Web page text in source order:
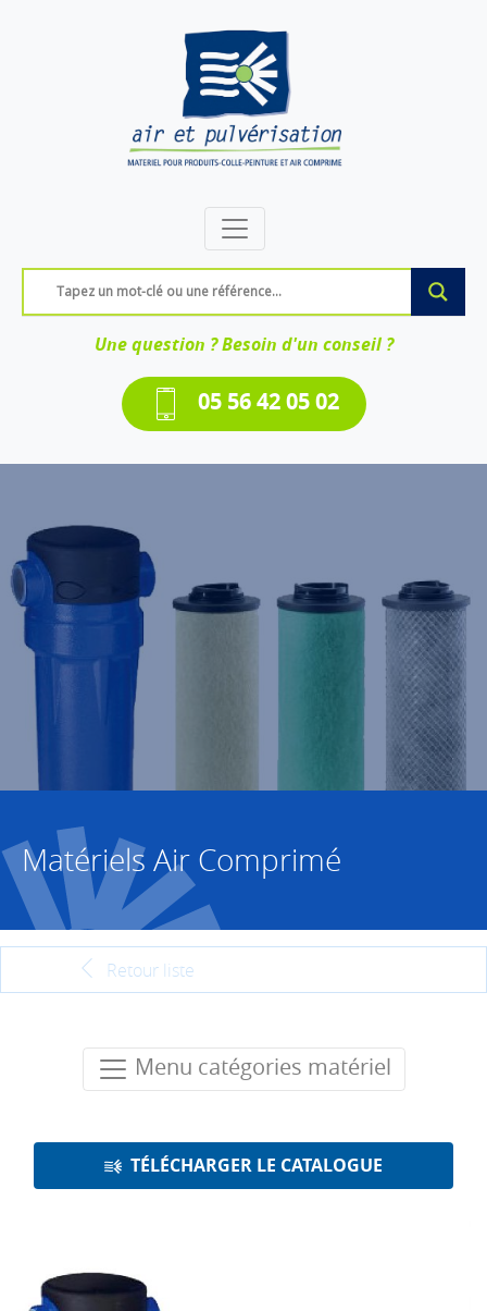
Une question ? Besoin d'un conseil ?
05 56 42 05 02
Matériels Air Comprimé
Retour liste
Menu catégories matériel
TÉLÉCHARGER LE CATALOGUE